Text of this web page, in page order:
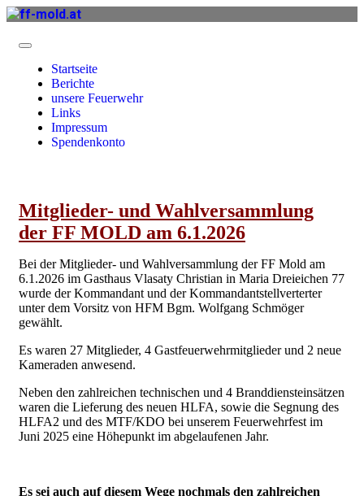
Startseite
Berichte
unsere Feuerwehr
Links
Impressum
Spendenkonto
Mitglieder- und Wahlversammlung
der FF MOLD am 6.1.2026
Bei der Mitglieder- und Wahlversammlung der FF Mold am
6.1.2026 im Gasthaus Vlasaty Christian in Maria Dreieichen 77
wurde der Kommandant und der Kommandantstellverterter
unter dem Vorsitz von HFM Bgm. Wolfgang Schmöger
gewählt.
Es waren 27 Mitglieder, 4 Gastfeuerwehrmitglieder und 2 neue
Kameraden anwesend.
Neben den zahlreichen technischen und 4 Branddiensteinsätzen
waren die Lieferung des neuen HLFA, sowie die Segnung des
HLFA2 und des MTF/KDO bei unserem Feuerwehrfest im
Juni 2025 eine Höhepunkt im abgelaufenen Jahr.
Es sei auch auf diesem Wege nochmals den zahlreichen